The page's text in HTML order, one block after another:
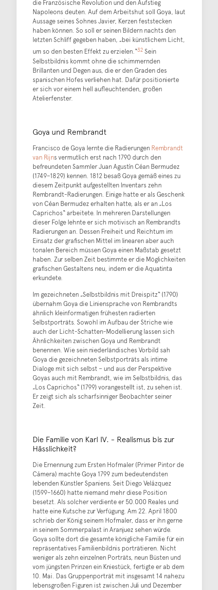
die Französische Revolution und den Aufstieg
Napoleons deuten. Auf dem Arbeitshut soll Goya, laut
Aussage seines Sohnes Javier, Kerzen feststecken
haben können. So soll er seinen Bildern nachts den
letzten Schliff gegeben haben, „bei künstlichem Licht,
um so den besten Effekt zu erzielen.“32Sein
Selbstbildnis kommt ohne die schimmernden
Brillanten und Degen aus, die er den Graden des
spanischen Hofes verliehen hat. Dafür positionierte
er sich vor einem hell aufleuchtenden, großen
Atelierfenster.
Goya und Rembrandt
Francisco de Goya lernte die Radierungen Rembrandt
van Rijns vermutlich erst nach 1790 durch den
befreundeten Sammler Juan Agustín Céan Bermudez
(1749–1829) kennen. 1812 besaß Goya gemäß eines zu
diesem Zeitpunkt aufgestellten Inventars zehn
Rembrandt-Radierungen. Einige hatte er als Geschenk
von Céan Bermudez erhalten hatte, als er an „Los
Caprichos“ arbeitete. In mehreren Darstellungen
dieser Folge lehnte er sich motivisch an Rembrandts
Radierungen an. Dessen Freiheit und Reichtum im
Einsatz der grafischen Mittel im linearen aber auch
tonalen Bereich müssen Goya einen Maßstab gesetzt
haben. Zur selben Zeit bestimmte er die Möglichkeiten
grafischen Gestaltens neu, indem er die Aquatinta
erkundete.
Im gezeichneten „Selbstbildnis mit Dreispitz“ (1790)
übernahm Goya die Liniensprache von Rembrandts
ähnlich kleinformatigen frühesten radierten
Selbstporträts. Sowohl im Aufbau der Striche wie
auch der Licht-Schatten-Modellierung lassen sich
Ähnlichkeiten zwischen Goya und Rembrandt
benennen. Wie sein niederländisches Vorbild sah
Goya die gezeichneten Selbstporträts als intime
Dialoge mit sich selbst – und aus der Perspektive
Goyas auch mit Rembrandt, wie im Selbstbildnis, das
„Los Caprichos“ (1799) vorangestellt ist, zu sehen ist.
Er zeigt sich als scharfsinniger Beobachter seiner
Zeit.
Die Familie von Karl IV. - Realismus bis zur
Hässlichkeit?
Die Ernennung zum Ersten Hofmaler (Primer Pintor de
Cámera) machte Goya 1799 zum bedeutendsten
lebenden Künstler Spaniens. Seit Diego Velázquez
(1599–1660) hatte niemand mehr diese Position
besetzt. Als solcher verdiente er 50.000 Reales und
hatte eine Kutsche zur Verfügung. Am 22. April 1800
schrieb der König seinem Hofmaler, dass er ihn gerne
in seinem Sommerpalast in Aranjuez sehen würde.
Goya sollte dort die gesamte königliche Familie für ein
repräsentatives Familienbildnis porträtieren. Nicht
weniger als zehn einzelnen Porträts, neun Büsten und
vom jüngsten Prinzen ein Kniestück, fertigte er ab dem
10. Mai. Das Gruppenporträt mit insgesamt 14 nahezu
lebensgroßen Figuren ist zwischen Juli und Dezember